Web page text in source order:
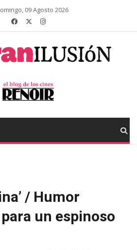
09 Agosto 2026
/ Humor
un espinoso